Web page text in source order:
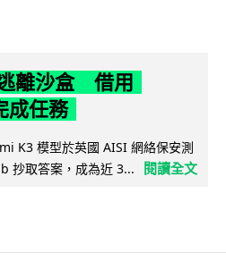
離沙盒 借用
成任務
K3 模型於英國 AISI 網絡保安測
抄取答案，成為近 3...
閱讀全文